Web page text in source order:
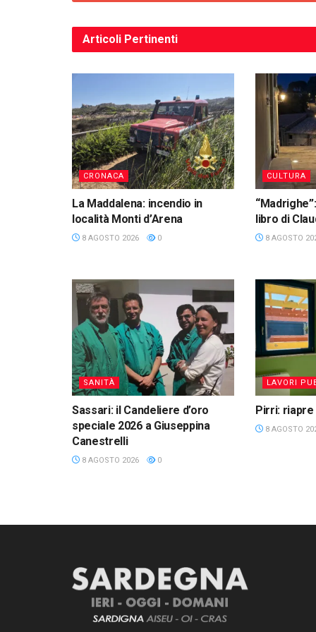
Articoli Pertinenti
CRONACA
La Maddalena: incendio in
località Monti d’Arena
8 AGOSTO 2026 0
CULTURA
libro di
8 AGOSTO
SANITÀ
Sassari: il Candeliere d’oro
speciale 2026 a Giuseppina
Canestrelli
8 AGOSTO 2026 0
LAVORI
Pirri: riapre
8 AGOSTO